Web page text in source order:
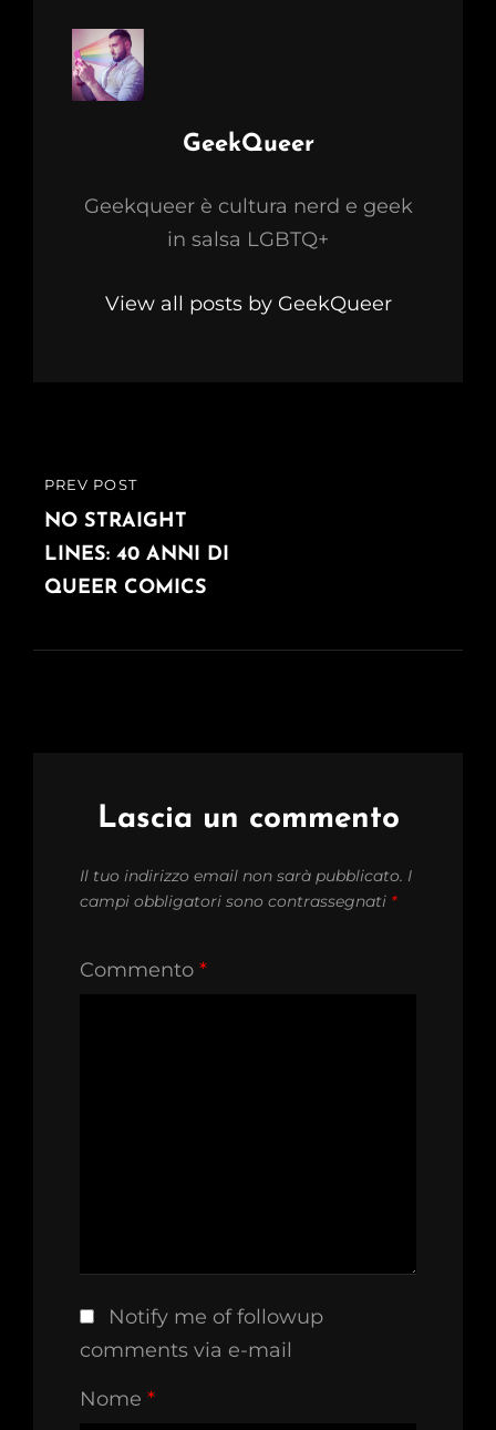
Author:
GeekQueer
Geekqueer è cultura nerd e geek
in salsa LGBTQ+
View all posts by GeekQueer
Navigazione
articoli
PREVIOUS
POST
PREV POST
NO STRAIGHT
LINES: 40 ANNI DI
QUEER COMICS
Lascia un commento
Il tuo indirizzo email non sarà pubblicato. I
campi obbligatori sono contrassegnati *
Commento *
Notify me of followup
comments via e-mail
Nome *